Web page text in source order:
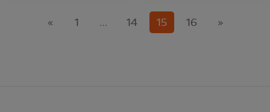
« 1 … 14 15(current)
16 »